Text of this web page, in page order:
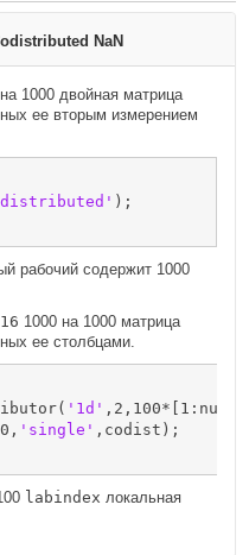
NaN
1000 двойная матрица
ее вторым измерением
рабочий содержит 1000
1000 на 1000 матрица
ее столбцами.
'1d'
'single'
labindex локальная